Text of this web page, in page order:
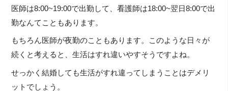
医師は8:00~19:00で出勤して、看護師は18:00~翌日8:00で出
勤なんてこともあります。
もちろん医師が夜勤のこともあります。このような日々が
続くと考えると、生活はすれ違いやすそうですよね。
せっかく結婚しても生活がすれ違ってしまうことはデメリ
ットでしょう。